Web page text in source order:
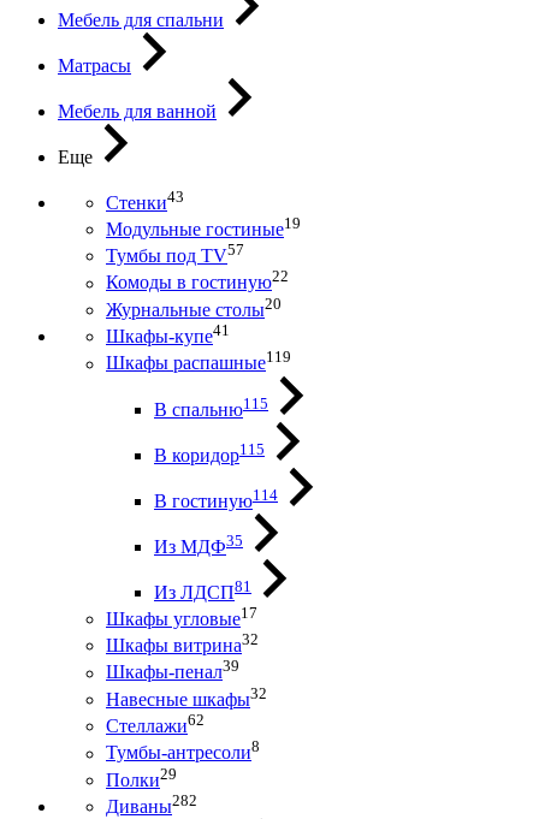
Мебель для спальни
Матрасы
Мебель для ванной
Еще
Стенки43
Модульные гостиные19
Тумбы под ТV57
Комоды в гостиную22
Журнальные столы20
Шкафы-купе41
Шкафы распашные119
В спальню115
В коридор115
В гостиную114
Из МДФ35
Из ЛДСП81
Шкафы угловые17
Шкафы витрина32
Шкафы-пенал39
Навесные шкафы32
Стеллажи62
Тумбы-антресоли8
Полки29
Диваны282